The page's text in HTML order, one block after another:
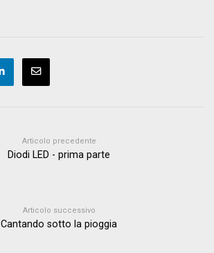
Articolo precedente
Diodi LED - prima parte
Articolo successivo
Cantando sotto la pioggia